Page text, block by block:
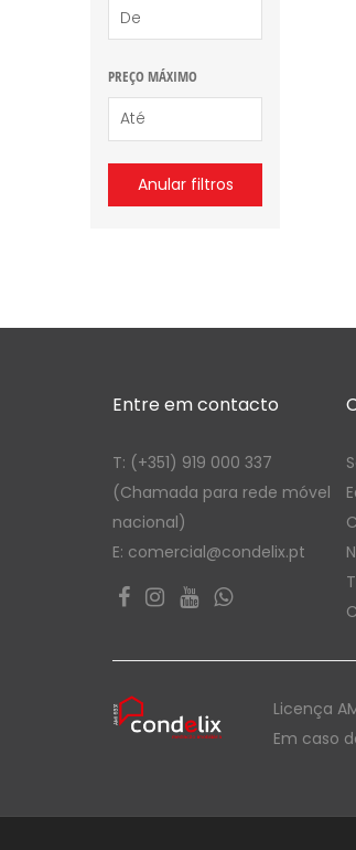
PREÇO MÁXIMO
Anular filtros
Entre em contacto
T: (+351) 919 000 337
(Chamada para rede móvel
nacional)
E: comercial@condelix.pt
Licença
Em caso